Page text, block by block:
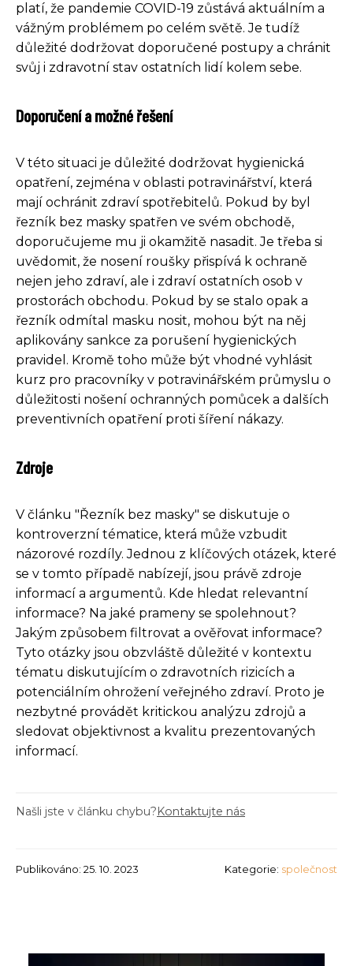
platí, že pandemie COVID-19 zůstává aktuálním a
vážným problémem po celém světě. Je tudíž
důležité dodržovat doporučené postupy a chránit
svůj i zdravotní stav ostatních lidí kolem sebe.
Doporučení a možné řešení
V této situaci je důležité dodržovat hygienická
opatření, zejména v oblasti potravinářství, která
mají ochránit zdraví spotřebitelů. Pokud by byl
řezník bez masky spatřen ve svém obchodě,
doporučujeme mu ji okamžitě nasadit. Je třeba si
uvědomit, že nosení roušky přispívá k ochraně
nejen jeho zdraví, ale i zdraví ostatních osob v
prostorách obchodu. Pokud by se stalo opak a
řezník odmítal masku nosit, mohou být na něj
aplikovány sankce za porušení hygienických
pravidel. Kromě toho může být vhodné vyhlásit
kurz pro pracovníky v potravinářském průmyslu o
důležitosti nošení ochranných pomůcek a dalších
preventivních opatření proti šíření nákazy.
Zdroje
V článku "Řezník bez masky" se diskutuje o
kontroverzní tématice, která může vzbudit
názorové rozdíly. Jednou z klíčových otázek, které
se v tomto případě nabízejí, jsou právě zdroje
informací a argumentů. Kde hledat relevantní
informace? Na jaké prameny se spolehnout?
Jakým způsobem filtrovat a ověřovat informace?
Tyto otázky jsou obzvláště důležité v kontextu
tématu diskutujícím o zdravotních rizicích a
potenciálním ohrožení veřejného zdraví. Proto je
nezbytné provádět kritickou analýzu zdrojů a
sledovat objektivnost a kvalitu prezentovaných
informací.
Našli jste v článku chybu?Kontaktujte nás
Publikováno: 25. 10. 2023 Kategorie: společnost